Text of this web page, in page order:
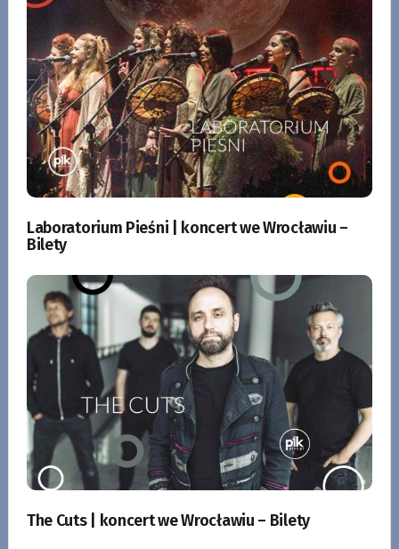
Laboratorium Pieśni | koncert we Wrocławiu –
Bilety
The Cuts | koncert we Wrocławiu – Bilety